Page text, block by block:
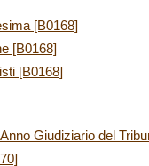
[B0168]
[B0168]
[B0168]
Giudiziario del